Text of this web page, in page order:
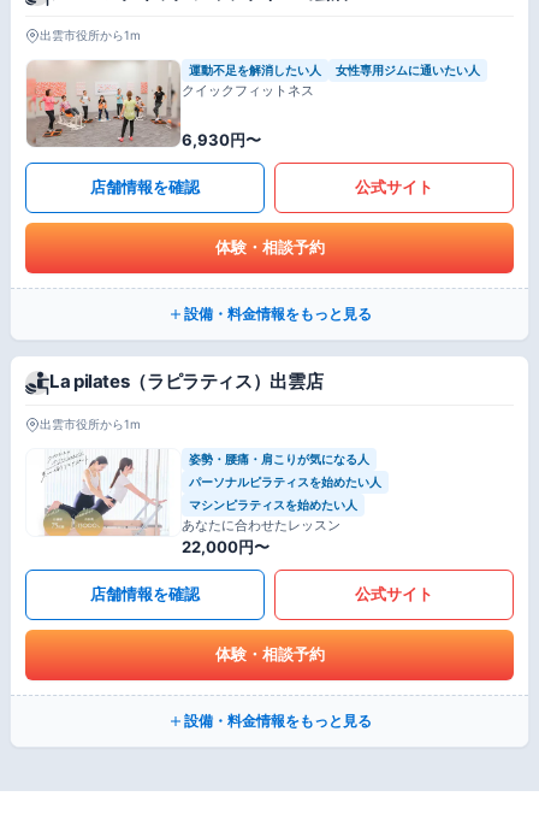
出雲市役所から1m
運動不足を解消したい人 女性専用ジムに通いたい人
クイックフィットネス
6,930円〜
店舗情報を確認 公式サイト
体験・相談予約
設備・料金情報をもっと見る
La pilates（ラピラティス）出雲店
出雲市役所から1m
姿勢・腰痛・肩こりが気になる人
パーソナルピラティスを始めたい人
マシンピラティスを始めたい人
あなたに合わせたレッスン
22,000円〜
店舗情報を確認 公式サイト
体験・相談予約
設備・料金情報をもっと見る